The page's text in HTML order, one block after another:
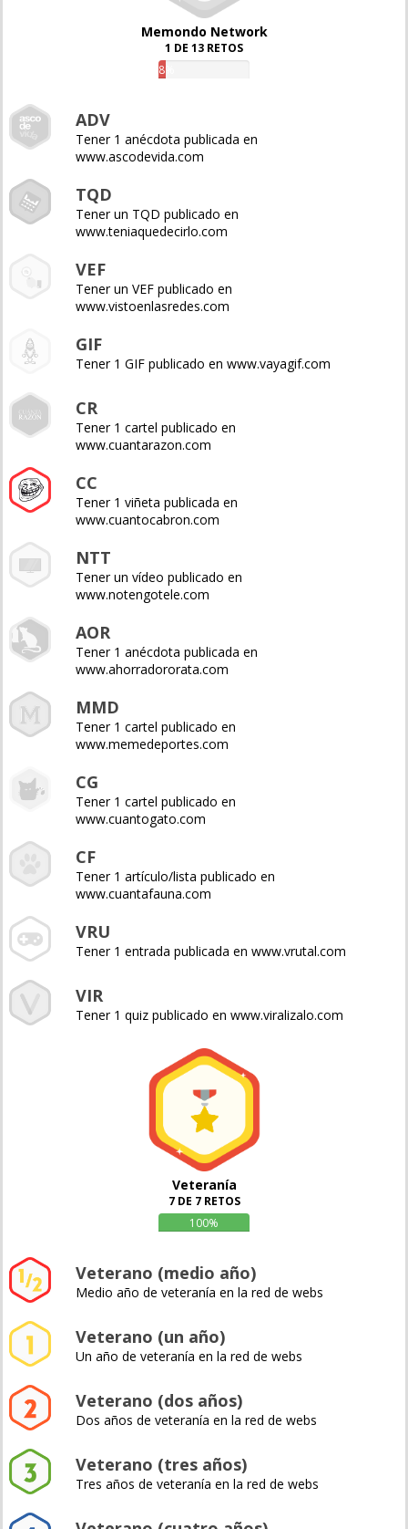
Memondo Network
1 DE 13 RETOS
8%
ADV
Tener 1 anécdota publicada en
www.ascodevida.com
TQD
Tener un TQD publicado en
www.teniaquedecirlo.com
VEF
Tener un VEF publicado en
www.vistoenlasredes.com
GIF
Tener 1 GIF publicado en www.vayagif.com
CR
Tener 1 cartel publicado en
www.cuantarazon.com
CC
Tener 1 viñeta publicada en
www.cuantocabron.com
NTT
Tener un vídeo publicado en
www.notengotele.com
AOR
Tener 1 anécdota publicada en
www.ahorradororata.com
MMD
Tener 1 cartel publicado en
www.memedeportes.com
CG
Tener 1 cartel publicado en
www.cuantogato.com
CF
Tener 1 artículo/lista publicado en
www.cuantafauna.com
VRU
Tener 1 entrada publicada en www.vrutal.com
VIR
Tener 1 quiz publicado en www.viralizalo.com
Veteranía
7 DE 7 RETOS
100%
Veterano (medio año)
Medio año de veteranía en la red de webs
Veterano (un año)
Un año de veteranía en la red de webs
Veterano (dos años)
Dos años de veteranía en la red de webs
Veterano (tres años)
Tres años de veteranía en la red de webs